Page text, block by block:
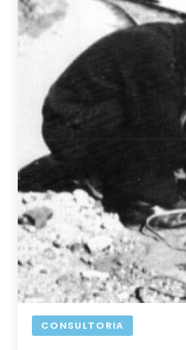
CONSULTORIA